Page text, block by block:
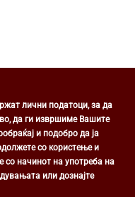
Скопје
лични податоци, за да
да ги извршиме Вашите
и подобро да ја
со користење и
со начинот на употреба на
или дознајте